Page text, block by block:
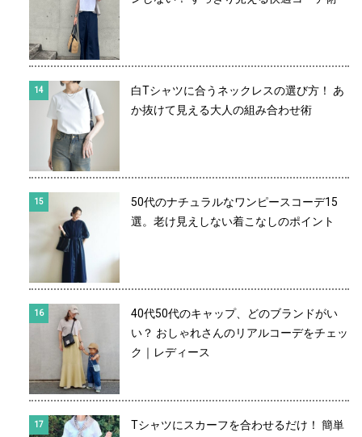
白Tシャツに合うネックレスの選び方！ あ
か抜けて見える大人の組み合わせ術
50代のナチュラルなワンピースコーデ15
選。老け見えしない着こなしのポイント
40代50代のキャップ、どのブランドがい
い？ おしゃれさんのリアルコーデをチェッ
ク｜レディース
Tシャツにスカーフを合わせるだけ！ 簡単